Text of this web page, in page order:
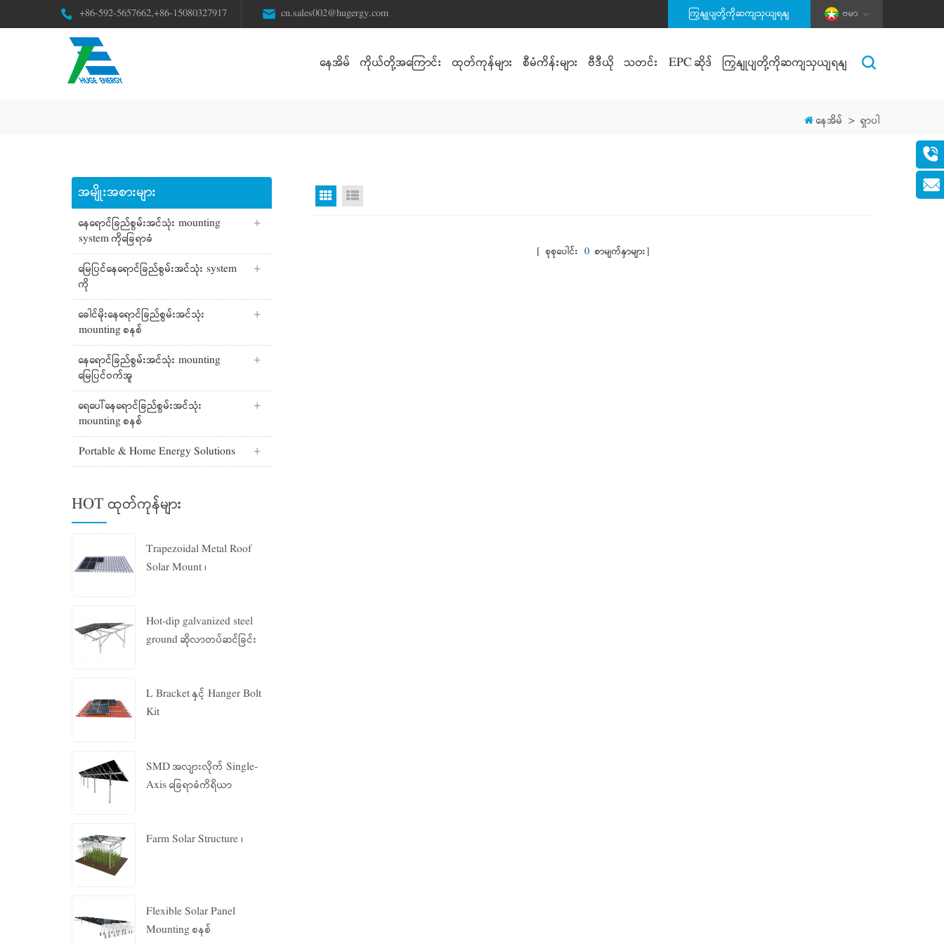
+86-592-5657662,+86-15080327917 cn.sales002@hugergy.com ဗမာ
ကြှနျုပျတို့ကိုဆကျသှယျရနျ
နေအိမ် ကိုယ်တို့အကြောင်း ထုတ်ကုန်များ စီမံကိန်းများ ဗီဒီယို သတင်း EPC ဆိုဒ် ကြှနျုပျတို့ကိုဆကျသှယျရနျ
နေအိမ် > ရှာပါ
အမျိုးအစားများ
နေရောင်ခြည်စွမ်းအင်သုံး mounting
system ကိုခြေရာခံ
မြေပြင်နေရောင်ခြည်စွမ်းအင်သုံး system
ကို
ခေါင်မိုးနေရောင်ခြည်စွမ်းအင်သုံး
mounting စနစ်
နေရောင်ခြည်စွမ်းအင်သုံး mounting
မြေပြင်ဝက်အူ
ရေပေါ်နေရောင်ခြည်စွမ်းအင်သုံး
mounting စနစ်
Portable & Home Energy Solutions
HOT ထုတ်ကုန်များ
Trapezoidal Metal Roof
Solar Mount ၊
Hot-dip galvanized steel
ground ဆိုလာတပ်ဆင်ခြင်း
L Bracket နှင့် Hanger Bolt
Kit
SMD အလျားလိုက် Single-
Axis ခြေရာခံကိရိယာ
Farm Solar Structure ၊
Flexible Solar Panel
Mounting စနစ်
Grid မြင်ကွင်း
[ စုစုပေါင်း 0 စာမျက်နှာများ]